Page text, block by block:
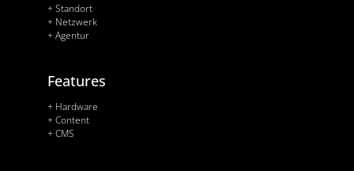
+ Standort
+ Netzwerk
+ Agentur
Features
+ Hardware
+ Content
+ CMS